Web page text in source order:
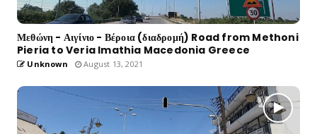
Μεθώνη - Αιγίνιο - Βέροια (διαδρομή) Road from Methoni
Pieria to Veria Imathia Macedonia Greece
Unknown August 13, 2021